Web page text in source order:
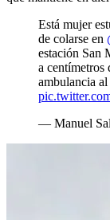
Está mujer
de colarse en
estación San
a centímetros
ambulancia
— Manuel